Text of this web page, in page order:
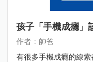
孩子「手機成癮」
作者：帥爸
有很多手機成癮的線索